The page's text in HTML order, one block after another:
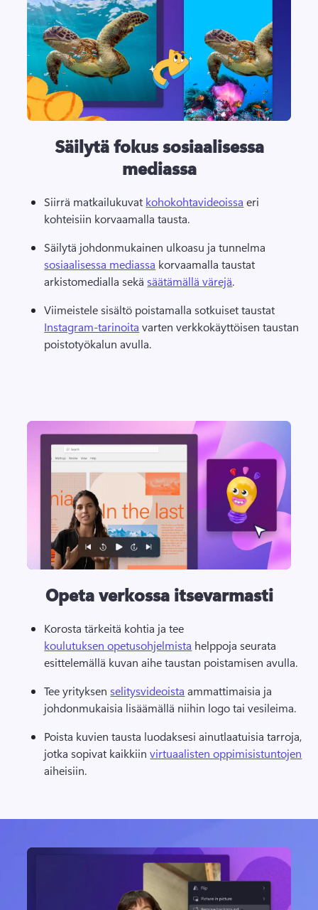
Säilytä fokus sosiaalisessa
mediassa
Siirrä matkailukuvat kohokohtavideoissa eri
kohteisiin korvaamalla tausta.
Säilytä johdonmukainen ulkoasu ja tunnelma
sosiaalisessa mediassa korvaamalla taustat
arkistomedialla sekä säätämällä värejä.
Viimeistele sisältö poistamalla sotkuiset taustat
Instagram-tarinoita varten verkkokäyttöisen taustan
poistotyökalun avulla.
Opeta verkossa itsevarmasti
Korosta tärkeitä kohtia ja tee
koulutuksen opetusohjelmista helppoja seurata
esittelemällä kuvan aihe taustan poistamisen avulla.
Tee yrityksen selitysvideoista ammattimaisia ja
johdonmukaisia lisäämällä niihin logo tai vesileima.
Poista kuvien tausta luodaksesi ainutlaatuisia tarroja,
jotka sopivat kaikkiin virtuaalisten oppimisistuntojen
aiheisiin.